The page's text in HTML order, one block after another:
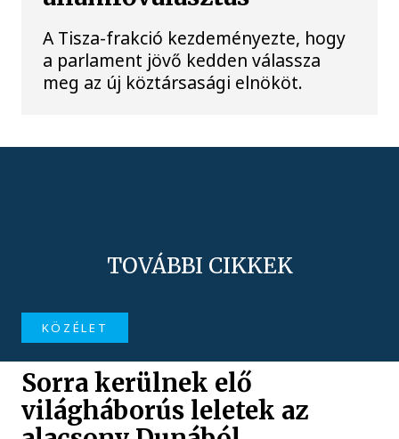
A Tisza-frakció kezdeményezte, hogy
a parlament jövő kedden válassza
meg az új köztársasági elnököt.
TOVÁBBI CIKKEK
KÖZÉLET
Sorra kerülnek elő
világháborús leletek az